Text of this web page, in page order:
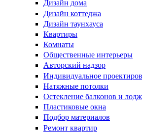
Дизайн дома
Дизайн коттеджа
Дизайн таунхауса
Квартиры
Комнаты
Общественные интерьеры
Авторский надзор
Индивидуальное
Натяжные потолки
Остекление балконов и
Пластиковые окна
Подбор материалов
Ремонт квартир